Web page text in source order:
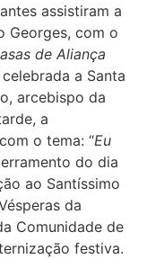
assistiram a
Georges, com o
de Aliança
a Santa
arcebispo da
a
o tema: “Eu
do dia
ao Santíssimo
da
Comunidade de
festiva.